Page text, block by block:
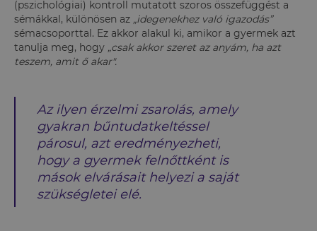
(pszichológiai) kontroll mutatott szoros összefüggést a
sémákkal, különösen az „idegenekhez való igazodás”
sémacsoporttal. Ez akkor alakul ki, amikor a gyermek azt
tanulja meg, hogy „csak akkor szeret az anyám, ha azt
teszem, amit ő akar".
Az ilyen érzelmi zsarolás, amely
gyakran bűntudatkeltéssel
párosul, azt eredményezheti,
hogy a gyermek felnőttként is
mások elvárásait helyezi a saját
szükségletei elé.